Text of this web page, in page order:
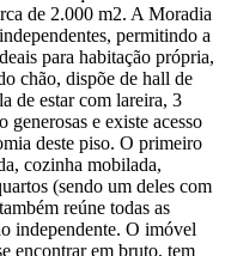
de 2.000 m2. A Moradia
permitindo a
para habitação própria,
chão, dispõe de hall de
de estar com lareira, 3
e existe acesso
deste piso. O primeiro
cozinha mobilada,
(sendo um deles com
reúne todas as
independente. O imóvel
encontrar em bruto, tem